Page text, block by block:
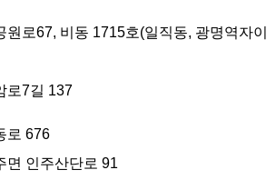
원로67, 비동 1715호(일직동, 광명역자이
로7길 137
로 676
면 인주산단로 91